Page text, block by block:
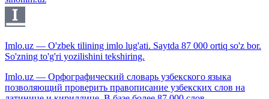
Imlo.uz — O'zbek tilining imlo lug'ati. Saytda 87 000 ortiq so'z bor.
So'zning to'g'ri yozilishini tekshiring.
Imlo.uz — Орфографический словарь узбекского языка
позволяющий проверить правописание узбекских слов на